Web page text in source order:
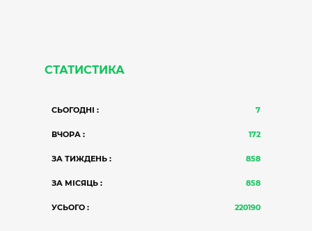
СТАТИСТИКА
СЬОГОДНІ : 7
ВЧОРА : 172
ЗА ТИЖДЕНЬ : 858
ЗА МІСЯЦЬ : 858
УСЬОГО : 220190